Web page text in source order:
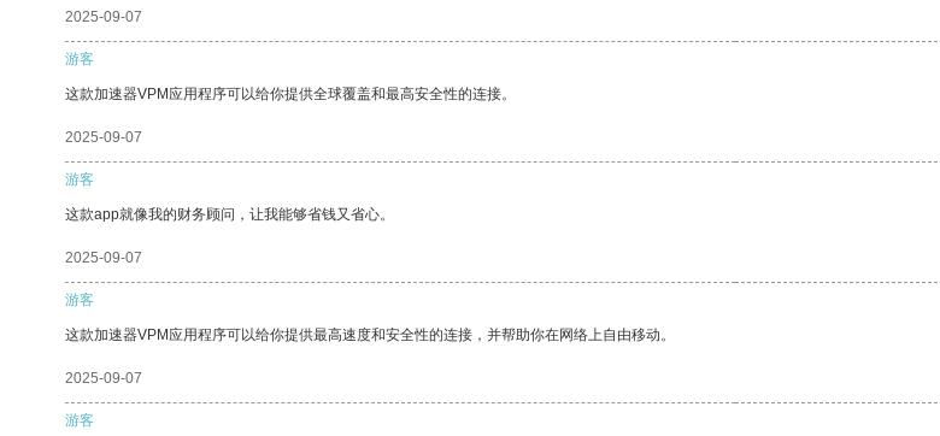
2025-09-07
游客
这款加速器VPM应用程序可以给你提供全球覆盖和最高安全性的连接。
2025-09-07
游客
这款app就像我的财务顾问，让我能够省钱又省心。
2025-09-07
游客
这款加速器VPM应用程序可以给你提供最高速度和安全性的连接，并帮助你在网络上自由移动。
2025-09-07
游客